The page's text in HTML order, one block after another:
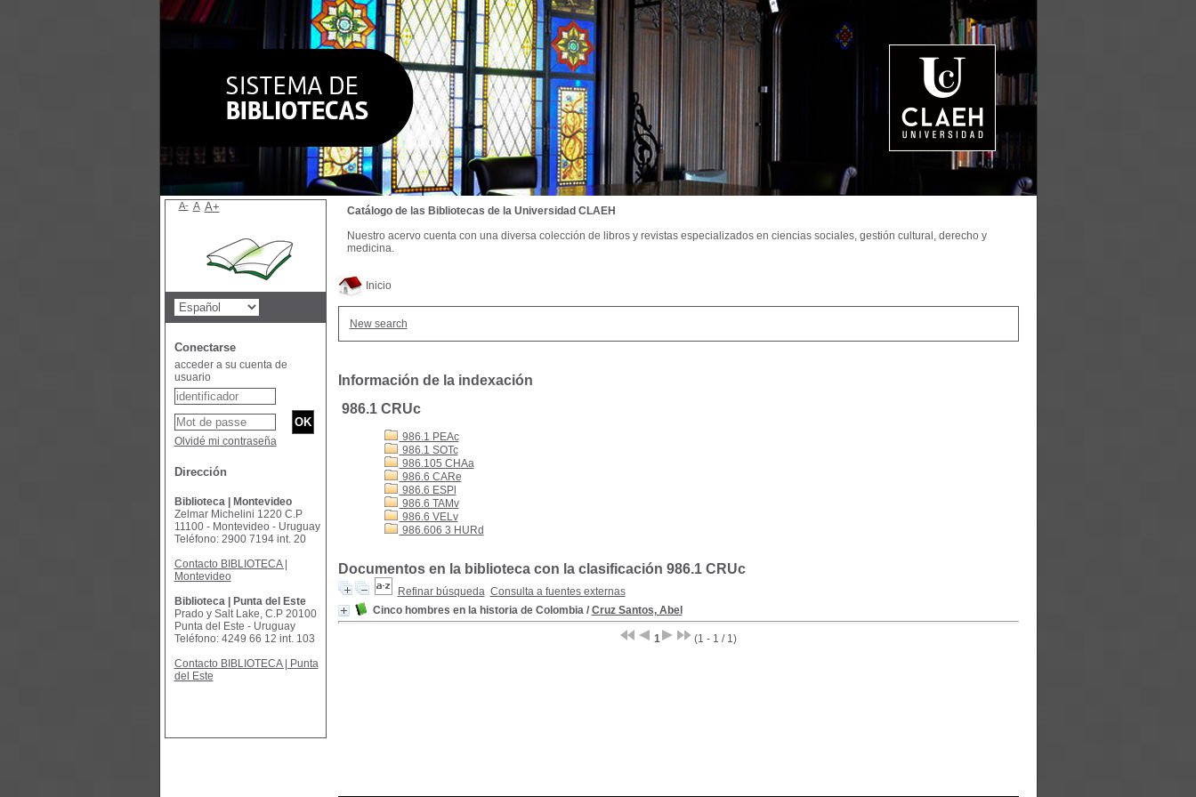
Inicio
New search
Información de la indexación
986.1 CRUc
986.1 PEAc
986.1 SOTc
986.105 CHAa
986.6 CARe
986.6 ESPl
986.6 TAMv
986.6 VELv
986.606 3 HURd
Documentos en la biblioteca con la clasificación 986.1 CRUc
Refinar búsqueda Consulta a fuentes externas
Cinco hombres en la historia de Colombia/ Cruz Santos, Abel
1 (1 - 1 / 1)
Catálogo de las Bibliotecas de la Universidad CLAEH
Nuestro acervo cuenta con una diversa colección de libros y revistas especializados en ciencias sociales, gestión cultural, derecho y
medicina.
A- A A+
Conectarse
acceder a su cuenta de
usuario
Olvidé mi contraseña
Dirección
Biblioteca | Montevideo
Zelmar Michelini 1220 C.P
11100 - Montevideo - Uruguay
Teléfono: 2900 7194 int. 20
Contacto BIBLIOTECA |
Montevideo
Biblioteca | Punta del Este
Prado y Salt Lake, C.P 20100
Punta del Este - Uruguay
Teléfono: 4249 66 12 int. 103
Contacto BIBLIOTECA | Punta
del Este